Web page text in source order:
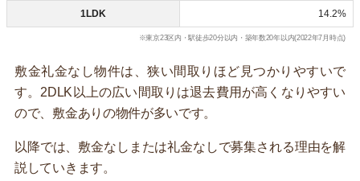
1LDK 14.2%
※東京23区内・駅徒歩20分以内・築年数20年以内(2022年7月時点)
敷金礼金なし物件は、狭い間取りほど見つかりやすいで
す。2DLK以上の広い間取りは退去費用が高くなりやすい
ので、敷金ありの物件が多いです。
以降では、敷金なしまたは礼金なしで募集される理由を解
説していきます。